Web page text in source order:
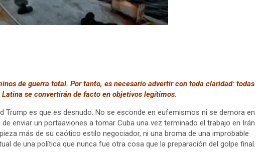
de guerra total. Por tanto, es necesario advertir con toda claridad: todas
se convertirán de facto en objetivos legítimos.
Trump es que es desnudo. No se esconde en eufemismos ni se demora en
enviar un portaaviones a tomar Cuba una vez terminado el trabajo en Irán
más de su caótico estilo negociador, ni una broma de una improbable
de una política que nunca fue otra cosa que la preparación del golpe final.